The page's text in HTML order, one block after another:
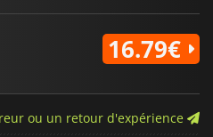
16.79€
ou un retour d'expérience